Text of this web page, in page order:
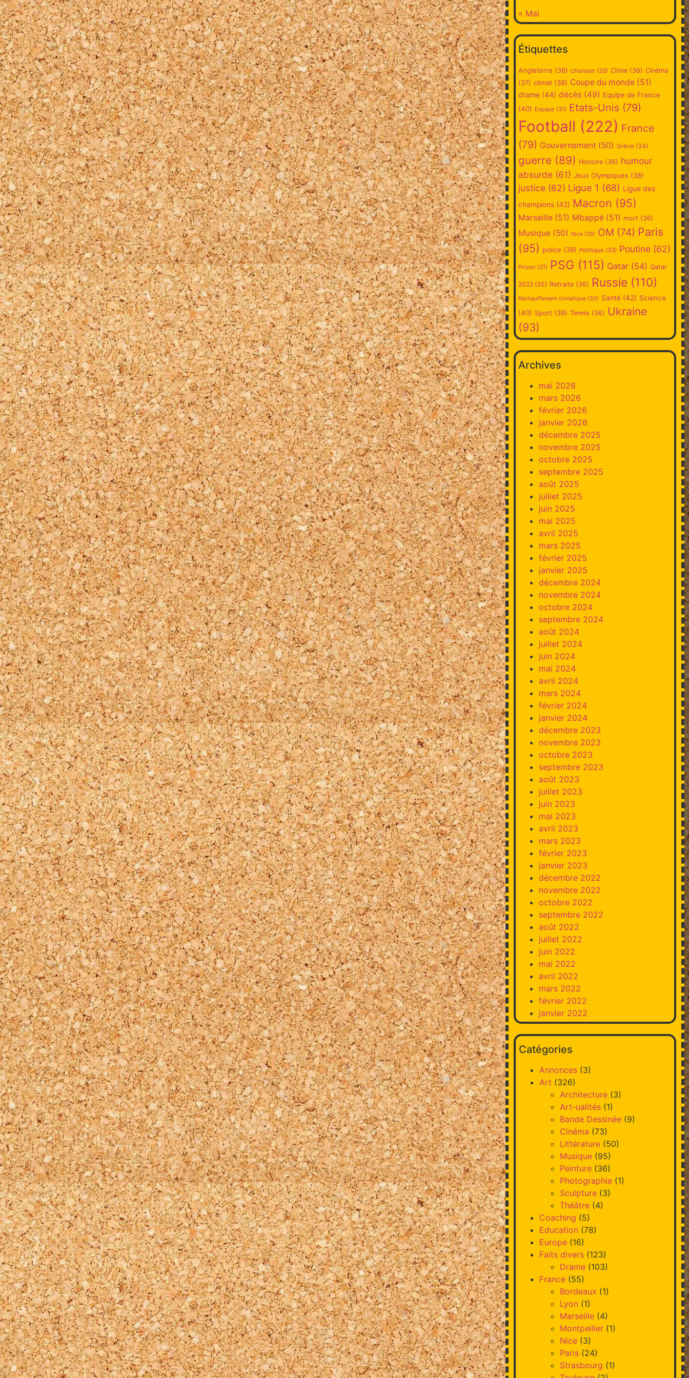
« Mai
Étiquettes
Angleterre (38) chanson (33) Chine(36) Cinéma
(37) climat (38) Coupe du monde(51)
drame(44) décès(49) Equipe de France
(40) Espace (31) Etats-Unis(79)
Football (222) France
(79) Gouvernement (50) Grève(34)
guerre (89) Histoire(36) humour
absurde (61) Jeux Olympiques (38)
justice(62) Ligue 1 (68) Ligue des
champions(42) Macron (95)
Marseille(51) Mbappé(51) mort (36)
Musique(50) Nice(29) OM (74) Paris
(95) police (39) Politique(33) Poutine(62)
Prison (31) PSG (115) Qatar(54) Qatar
2022(35) Retraite(36) Russie (110)
Réchauffement climatique(30) Santé(42) Science
(40) Sport (38) Tennis (36) Ukraine
(93)
Archives
mai 2026
mars 2026
février 2026
janvier 2026
décembre 2025
novembre 2025
octobre 2025
septembre 2025
août 2025
juillet 2025
juin 2025
mai 2025
avril 2025
mars 2025
février 2025
janvier 2025
décembre 2024
novembre 2024
octobre 2024
septembre 2024
août 2024
juillet 2024
juin 2024
mai 2024
avril 2024
mars 2024
février 2024
janvier 2024
décembre 2023
novembre 2023
octobre 2023
septembre 2023
août 2023
juillet 2023
juin 2023
mai 2023
avril 2023
mars 2023
février 2023
janvier 2023
décembre 2022
novembre 2022
octobre 2022
septembre 2022
août 2022
juillet 2022
juin 2022
mai 2022
avril 2022
mars 2022
février 2022
janvier 2022
Catégories
Annonces(3)
Art (326)
Architecture(3)
Art-ualités(1)
Bande Dessinée(9)
Cinéma (73)
Littérature(50)
Musique(95)
Peinture(36)
Photographie(1)
Sculpture(3)
Théâtre(4)
Coaching (5)
Education (78)
Europe(16)
Faits divers(123)
Drame(103)
France(55)
Bordeaux (1)
Lyon (1)
Marseille(4)
Montpellier(1)
Nice(3)
Paris(24)
Strasbourg (1)